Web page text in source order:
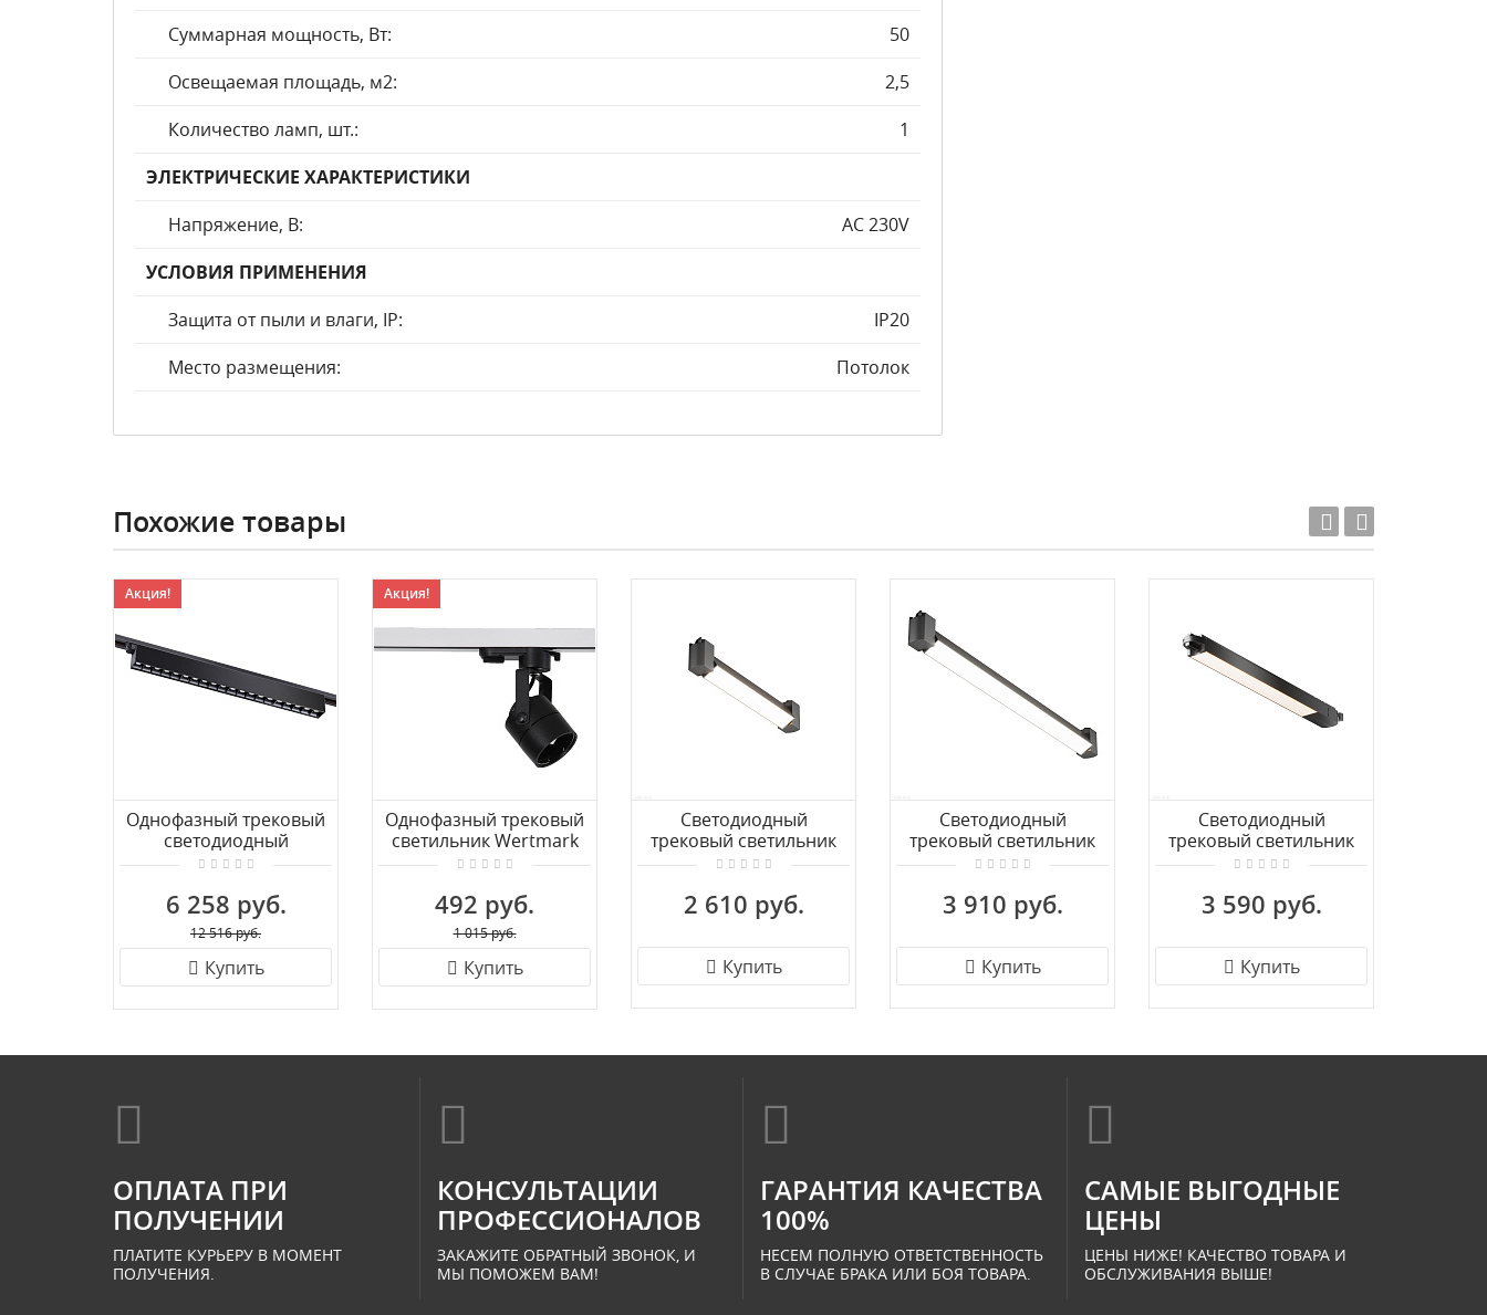
Суммарная мощность, Вт:
50
Освещаемая площадь, м2:
2,5
Количество ламп, шт.:
1
ЭЛЕКТРИЧЕСКИЕ ХАРАКТЕРИСТИКИ
Напряжение, В:
AC 230V
УСЛОВИЯ ПРИМЕНЕНИЯ
Защита от пыли и влаги, IP:
IP20
Место размещения:
Потолок
Похожие товары
Акция!
Однофазный трековый
светодиодный
светильник NOVOTECH
6 258 руб.
12 516 руб.
Купить
Акция!
Однофазный трековый
светильник Wertmark
WTE WTE.O20.607
492 руб.
1 015 руб.
Купить
Светодиодный
трековый светильник
для 1-фазного
Basis Rot TR104-1-
10W3K-B
2 610 руб.
Купить
Светодиодный
трековый светильник
для 1-фазного
Basis Rot TR104-1-
20W4K-B
3 910 руб.
Купить
Светодиодный
трековый светильник
для 1-фазного
Basis TR000-1-12W3K-B
3 590 руб.
Купить
ОПЛАТА ПРИ
ПОЛУЧЕНИИ
ПЛАТИТЕ КУРЬЕРУ В МОМЕНТ
ПОЛУЧЕНИЯ.
КОНСУЛЬТАЦИИ
ПРОФЕССИОНАЛОВ
ЗАКАЖИТЕ ОБРАТНЫЙ ЗВОНОК, И
МЫ ПОМОЖЕМ ВАМ!
ГАРАНТИЯ КАЧЕСТВА
100%
НЕСЕМ ПОЛНУЮ ОТВЕТСТВЕННОСТЬ
В СЛУЧАЕ БРАКА ИЛИ БОЯ ТОВАРА.
САМЫЕ ВЫГОДНЫЕ
ЦЕНЫ
ЦЕНЫ НИЖЕ! КАЧЕСТВО ТОВАРА И
ОБСЛУЖИВАНИЯ ВЫШЕ!